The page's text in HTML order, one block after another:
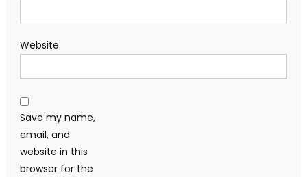
Website
Save my name,
email, and
website in this
browser for the